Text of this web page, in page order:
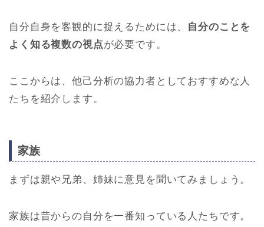
自分自身を客観的に捉えるためには、 自分のことを
よく知る複数の視点が必要です。
ここからは、他己分析の協力者としておすすめな人
たちを紹介します。
家族
まずは親や兄弟、姉妹に意見を聞いてみましょう。
家族は昔からの自分を一番知っている人たちです。